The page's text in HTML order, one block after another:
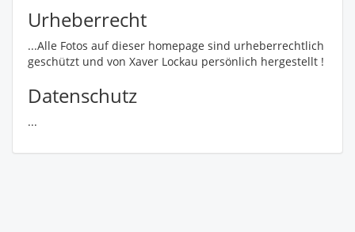
Urheberrecht
...Alle Fotos auf dieser homepage sind urheberrechtlich
geschützt und von Xaver Lockau persönlich hergestellt !
Datenschutz
...